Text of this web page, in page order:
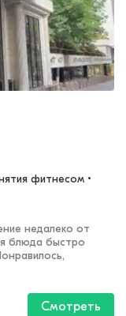
фитнесом •
недалеко от
блюда быстро
Смотреть